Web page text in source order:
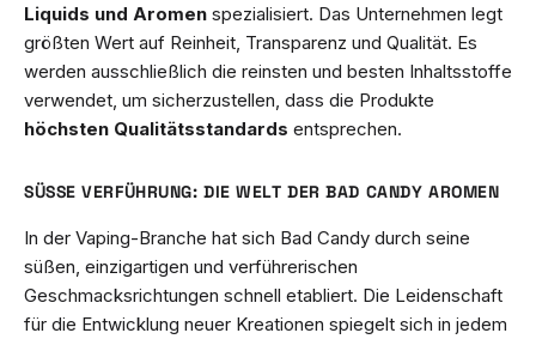
Liquids und Aromen spezialisiert. Das Unternehmen legt
größten Wert auf Reinheit, Transparenz und Qualität. Es
werden ausschließlich die reinsten und besten Inhaltsstoffe
verwendet, um sicherzustellen, dass die Produkte
höchsten Qualitätsstandards entsprechen.
SÜSSE VERFÜHRUNG: DIE WELT DER BAD CANDY AROMEN
In der Vaping-Branche hat sich Bad Candy durch seine
süßen, einzigartigen und verführerischen
Geschmacksrichtungen schnell etabliert. Die Leidenschaft
für die Entwicklung neuer Kreationen spiegelt sich in jedem